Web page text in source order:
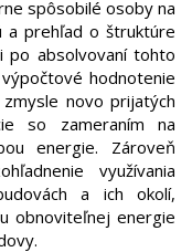
spôsobilé osoby na
a prehľad o štruktúre
po absolvovaní tohto
hodnotenie
novo prijatých
so zameraním na
energie. Zároveň
využívania
a ich okolí,
obnoviteľnej energie